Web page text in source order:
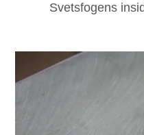
Svetsfogens